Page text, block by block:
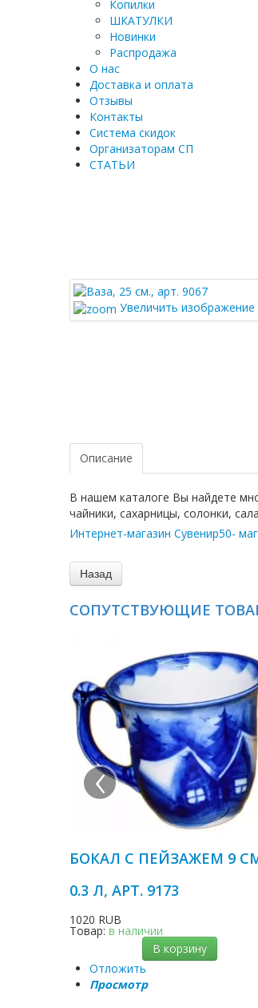
Копилки
ШКАТУЛКИ
Новинки
Распродажа
О нас
Доставка и оплата
Отзывы
Контакты
Система скидок
Организаторам СП
СТАТЬИ
Увеличить изображение
Описание
В нашем каталоге Вы найдете
чайники, сахарницы, солонки,
Интернет-магазин Сувенир50-
СОПУТСТВУЮЩИЕ
БОКАЛ С ПЕЙЗАЖЕМ 9
0.3 Л, АРТ. 9173
1020 RUB
Товар: в наличии
В корзину
Отложить
Просмотр
‹